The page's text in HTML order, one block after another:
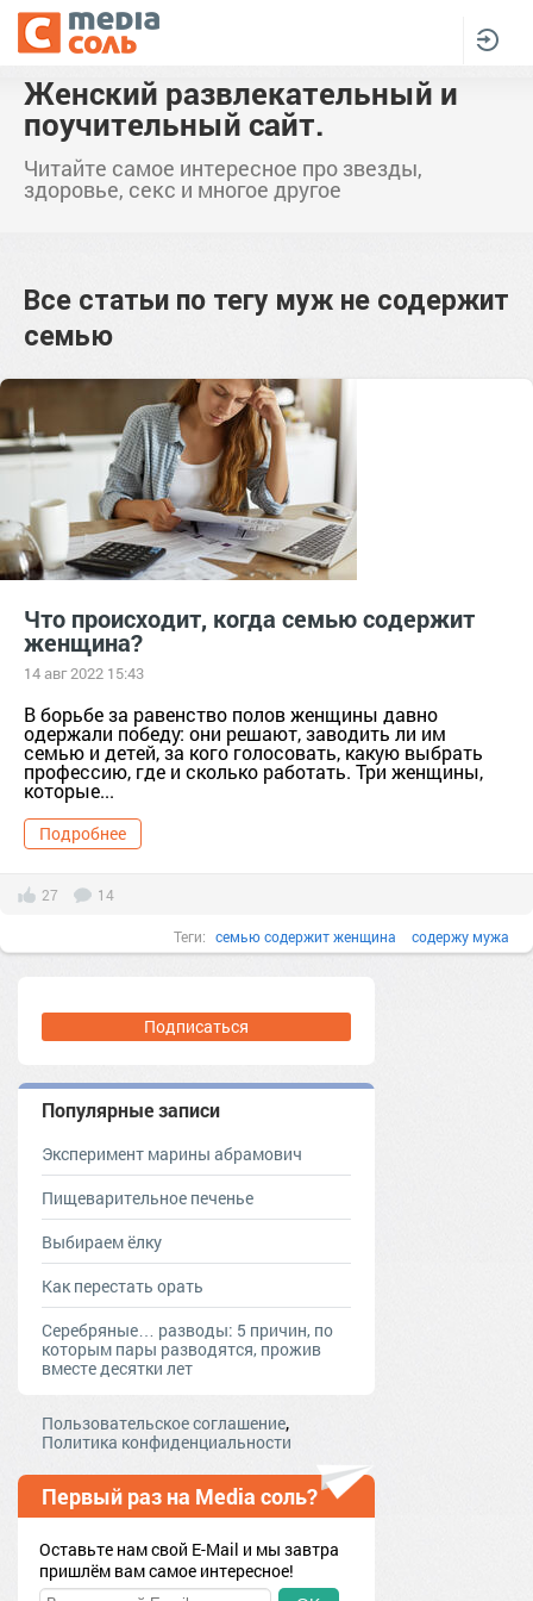
Женский развлекательный и
поучительный сайт.
Читайте самое интересное про звезды,
здоровье, секс и многое другое
Все статьи по тегу муж не содержит
семью
Что происходит, когда семью содержит
женщина?
14 авг 2022 15:43
В борьбе за равенство полов женщины давно
одержали победу: они решают, заводить ли им
семью и детей, за кого голосовать, какую выбрать
профессию, где и сколько работать. Три женщины,
которые...
Подробнее
27 14
Теги: семью содержит женщина содержу мужа
муж не содержит семью
Подписаться
Популярные записи
Эксперимент марины абрамович
Пищеварительное печенье
Выбираем ёлку
Как перестать орать
Серебряные… разводы: 5 причин, по
которым пары разводятся, прожив
вместе десятки лет
Пользовательское соглашение,
Политика конфиденциальности
Первый раз на Media соль?
Оставьте нам свой E-Mail и мы завтра
пришлём вам самое интересное!